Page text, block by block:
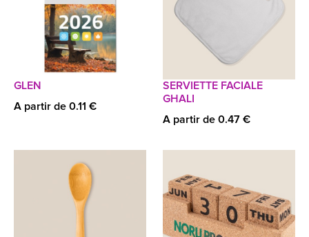
GLEN
A partir de 0.11 €
SERVIETTE FACIALE
GHALI
A partir de 0.47 €